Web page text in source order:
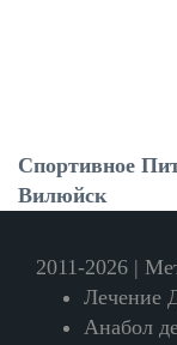
Спортивное
Вилюйск
2011-2026 |
Лечение
Анабол